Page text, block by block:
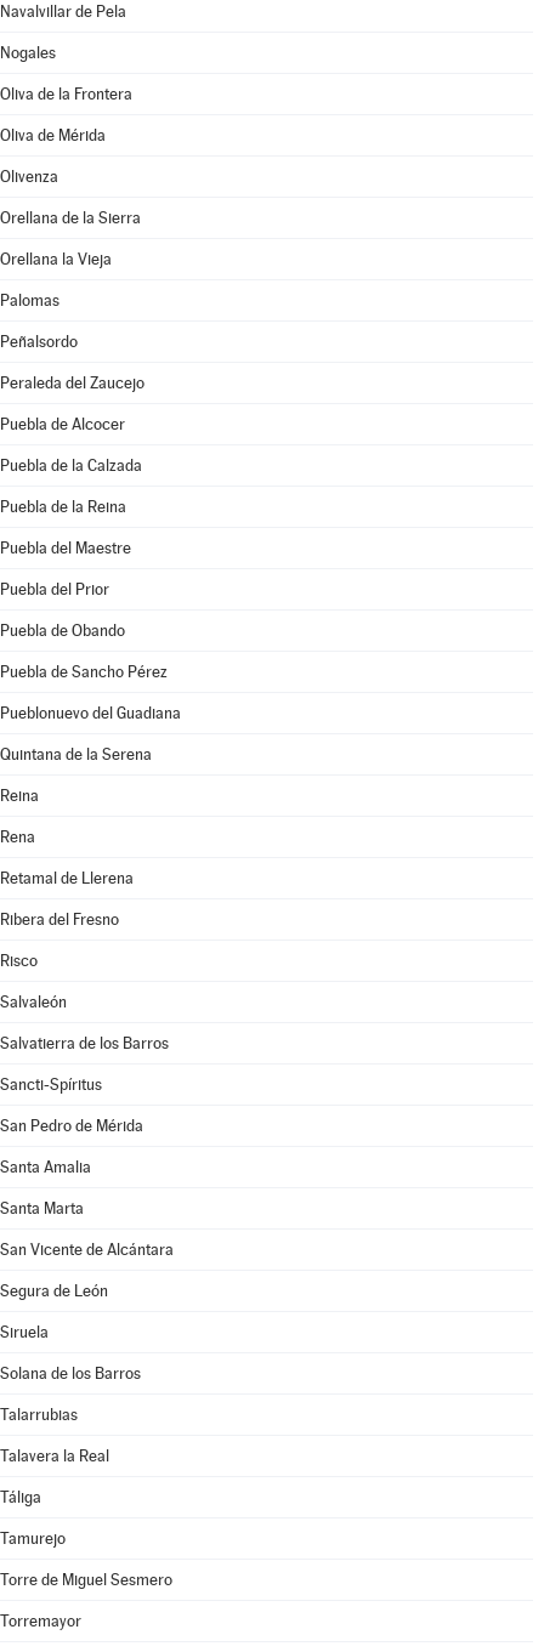
Navalvillar de Pela
Nogales
Oliva de la Frontera
Oliva de Mérida
Olivenza
Orellana de la Sierra
Orellana la Vieja
Palomas
Peñalsordo
Peraleda del Zaucejo
Puebla de Alcocer
Puebla de la Calzada
Puebla de la Reina
Puebla del Maestre
Puebla del Prior
Puebla de Obando
Puebla de Sancho Pérez
Pueblonuevo del Guadiana
Quintana de la Serena
Reina
Rena
Retamal de Llerena
Ribera del Fresno
Risco
Salvaleón
Salvatierra de los Barros
Sancti-Spíritus
San Pedro de Mérida
Santa Amalia
Santa Marta
San Vicente de Alcántara
Segura de León
Siruela
Solana de los Barros
Talarrubias
Talavera la Real
Táliga
Tamurejo
Torre de Miguel Sesmero
Torremayor